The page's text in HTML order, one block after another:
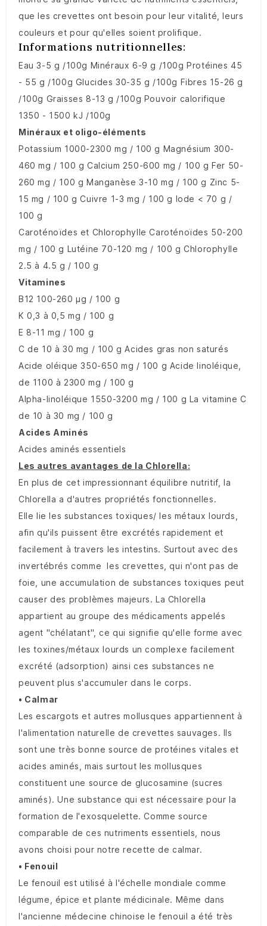
que les crevettes ont besoin pour leur vitalité, leurs
couleurs et pour qu'elles soient prolifique.
Informations nutritionnelles:
Eau 3-5 g /100g Minéraux 6-9 g /100g Protéines 45
- 55 g /100g Glucides 30-35 g /100g Fibres 15-26 g
/100g Graisses 8-13 g /100g Pouvoir calorifique
1350 - 1500 kJ /100g
Minéraux et oligo-éléments
Potassium 1000-2300 mg / 100 g Magnésium 300-
460 mg / 100 g Calcium 250-600 mg / 100 g Fer 50-
260 mg / 100 g Manganèse 3-10 mg / 100 g Zinc 5-
15 mg / 100 g Cuivre 1-3 mg / 100 g Iode < 70 g /
100 g
Caroténoïdes et Chlorophylle Caroténoïdes 50-200
mg / 100 g Lutéine 70-120 mg / 100 g Chlorophylle
2.5 à 4.5 g / 100 g
Vitamines
B12 100-260 µg / 100 g
K 0,3 à 0,5 mg / 100 g
E 8-11 mg / 100 g
C de 10 à 30 mg / 100 g Acides gras non saturés
Acide oléique 350-650 mg / 100 g Acide linoléique,
de 1100 à 2300 mg / 100 g
Alpha-linoléique 1550-3200 mg / 100 g La vitamine C
de 10 à 30 mg / 100 g
Acides Aminés
Acides aminés essentiels
Les autres avantages de la Chlorella:
En plus de cet impressionnant équilibre nutritif, la
Chlorella a d'autres propriétés fonctionnelles.
Elle lie les substances toxiques/ les métaux lourds,
afin qu'ils puissent être excrétés rapidement et
facilement à travers les intestins. Surtout avec des
invertébrés comme les crevettes, qui n'ont pas de
foie, une accumulation de substances toxiques peut
causer des problèmes majeurs. La Chlorella
appartient au groupe des médicaments appelés
agent "chélatant", ce qui signifie qu'elle forme avec
les toxines/métaux lourds un complexe facilement
excrété (adsorption) ainsi ces substances ne
peuvent plus s'accumuler dans le corps.
• Calmar
Les escargots et autres mollusques appartiennent à
l'alimentation naturelle de crevettes sauvages. Ils
sont une très bonne source de protéines vitales et
acides aminés, mais surtout les mollusques
constituent une source de glucosamine (sucres
aminés). Une substance qui est nécessaire pour la
formation de l'exosquelette. Comme source
comparable de ces nutriments essentiels, nous
avons choisi pour notre recette de calmar.
• Fenouil
Le fenouil est utilisé à l'échelle mondiale comme
légume, épice et plante médicinale. Même dans
l'ancienne médecine chinoise le fenouil a été très